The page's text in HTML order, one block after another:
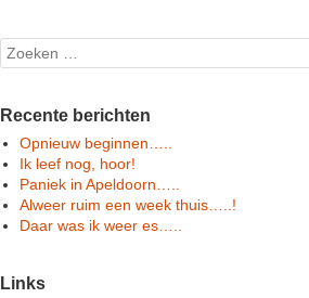
Search
Recente berichten
Opnieuw beginnen…..
Ik leef nog, hoor!
Paniek in Apeldoorn…..
Alweer ruim een week thuis…..!
Daar was ik weer es…..
Links